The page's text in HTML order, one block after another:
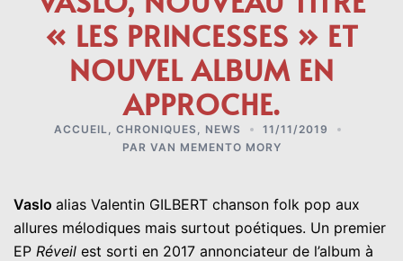
« LES PRINCESSES » ET
NOUVEL ALBUM EN
APPROCHE.
ACCUEIL CHRONIQUES NEWS
11/11/2019
PAR VAN MEMENTO MORY
Vaslo alias Valentin GILBERT chanson folk pop aux
allures mélodiques mais surtout poétiques. Un premier
EP Réveil est sorti en 2017 annonciateur de l’album à